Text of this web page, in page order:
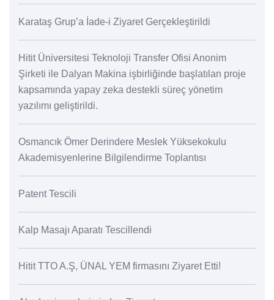
Karataş Grup’a İade-i Ziyaret Gerçekleştirildi
Hitit Üniversitesi Teknoloji Transfer Ofisi Anonim
Şirketi ile Dalyan Makina işbirliğinde başlatılan proje
kapsamında yapay zeka destekli süreç yönetim
yazılımı geliştirildi.
Osmancık Ömer Derindere Meslek Yüksekokulu
Akademisyenlerine Bilgilendirme Toplantısı
Patent Tescili
Kalp Masajı Aparatı Tescillendi
Hitit TTO A.Ş, ÜNAL YEM firmasını Ziyaret Etti!